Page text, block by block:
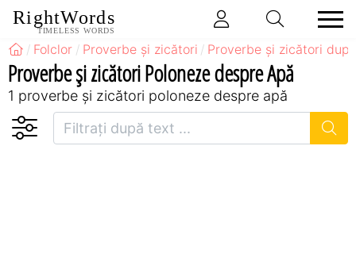
RightWords
TIMELESS WORDS
Folclor Proverbe și zicători Proverbe și zicători
Proverbe și zicători Poloneze despre Apă
1 proverbe și zicători poloneze despre apă